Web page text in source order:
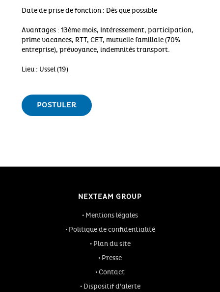
Date de prise de fonction : Dès que possible
Avantages : 13ème mois, Intéressement, participation,
prime vacances, RTT, CET, mutuelle familiale (70%
entreprise), prévoyance, indemnités transport.
Lieu : Ussel (19)
NEXTEAM GROUP
Mentions légales
Politique de confidentialité
Plan du site
Presse
Contact
Dispositif d’alerte